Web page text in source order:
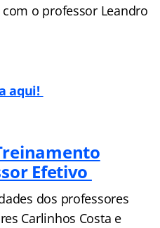
o professor Leandro
aqui!
Efetivo
dos professores
Carlinhos Costa e